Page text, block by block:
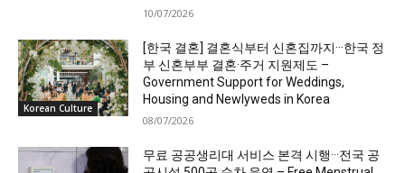
10/07/2026
Korean Culture
[한국 결혼] 결혼식부터 신혼집까지···한국 정
부 신혼부부 결혼·주거 지원제도 –
Government Support for Weddings,
Housing and Newlyweds in Korea
08/07/2026
무료 공공생리대 서비스 본격 시행···전국 공